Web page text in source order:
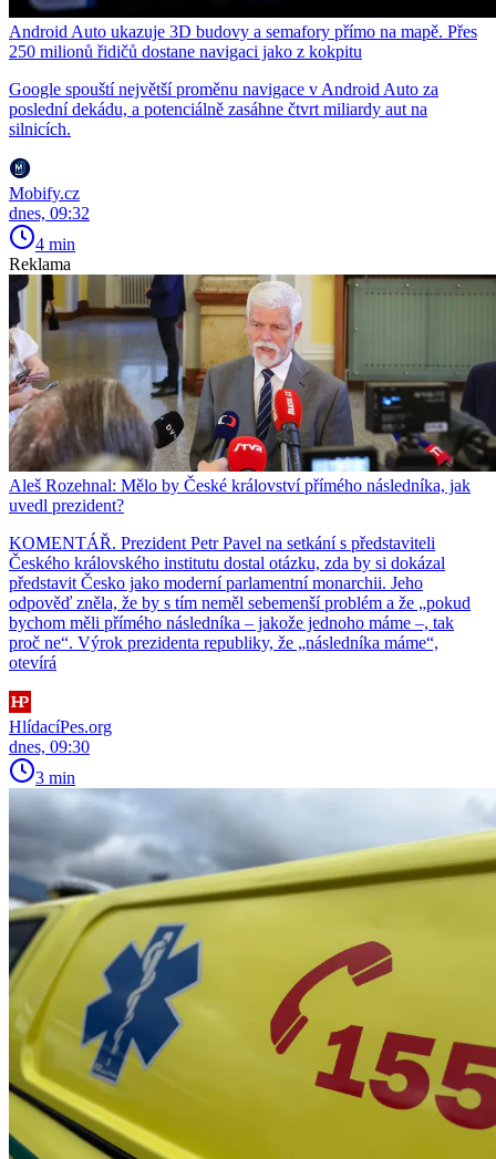
Android Auto ukazuje 3D budovy a semafory přímo na mapě. Přes
250 milionů řidičů dostane navigaci jako z kokpitu
Google spouští největší proměnu navigace v Android Auto za
poslední dekádu, a potenciálně zasáhne čtvrt miliardy aut na
silnicích.
Mobify.cz
dnes, 09:32
4 min
Reklama
Aleš Rozehnal: Mělo by České království přímého následníka, jak
uvedl prezident?
KOMENTÁŘ. Prezident Petr Pavel na setkání s představiteli
Českého královského institutu dostal otázku, zda by si dokázal
představit Česko jako moderní parlamentní monarchii. Jeho
odpověď zněla, že by s tím neměl sebemenší problém a že „pokud
bychom měli přímého následníka – jakože jednoho máme –, tak
proč ne“. Výrok prezidenta republiky, že „následníka máme“,
otevírá
HlídacíPes.org
dnes, 09:30
3 min